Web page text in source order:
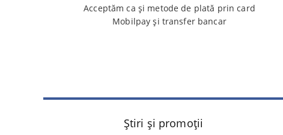
Acceptăm ca și metode de plată prin card
Mobilpay și transfer bancar
Știri și promoții